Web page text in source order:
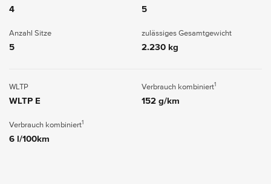
4 5
Anzahl Sitze
5
zulässiges Gesamtgewicht
2.230 kg
WLTP
WLTP E
Verbrauch kombiniert1
152 g/km
Verbrauch kombiniert1
6 l/100km